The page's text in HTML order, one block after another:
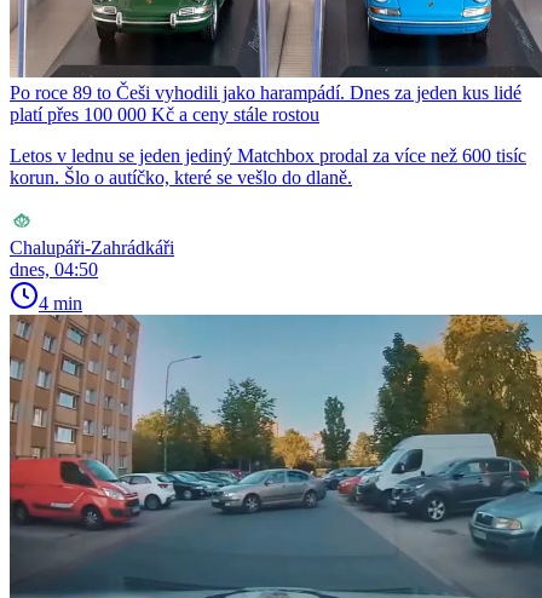
Po roce 89 to Češi vyhodili jako harampádí. Dnes za jeden kus lidé
platí přes 100 000 Kč a ceny stále rostou
Letos v lednu se jeden jediný Matchbox prodal za více než 600 tisíc
korun. Šlo o autíčko, které se vešlo do dlaně.
Chalupáři-Zahrádkáři
dnes, 04:50
4 min